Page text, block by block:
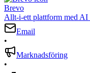
Brevo
Allt-i-ett plattform med AI
Email
•
Marknadsföring
•